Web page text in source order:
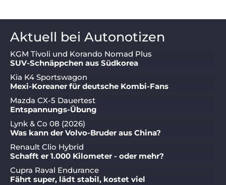
Aktuell bei Autonotizen
KGM Tivoli und Korando Nomad Plus
SUV-Schnäppchen aus Südkorea
Kia K4 Sportswagon
Mexi-Koreaner für deutsche Kombi-Fans
Mazda CX-5 Dauertest
Entspannungs-Übung
Lynk & Co 08 (2026)
Was kann der Volvo-Bruder aus China?
Renault Clio Hybrid
Schafft er 1.000 Kilometer - oder mehr?
Cupra Raval Endurance
Fährt super, lädt stabil, kostet viel